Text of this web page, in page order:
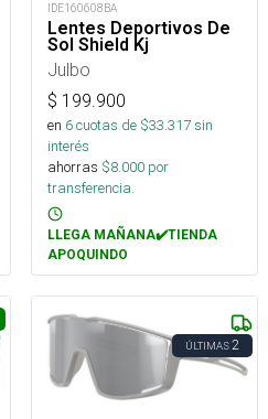
IDE160608BA
Lentes Deportivos De
Sol Shield Kj
Julbo
$ 199.900
en 6cuotas de $33.317sin
interés
ahorras $8.000 por
transferencia.
LLEGA MAÑANA✔️TIENDA
APOQUINDO
ÚLTIMAS2